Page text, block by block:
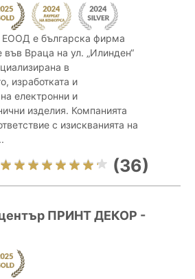
е българска фирма
Враца на ул. „Илинден“
в
изработката и
електронни и
изделия. Компанията
с изискванията на
(36)
ПРИНТ ДЕКОР -